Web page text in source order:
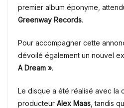
premier album éponyme,
Greenway Records.
Pour accompagner cette
dévoilé également un nouvel
A Dream ».
Le disque a été réalisé avec la
producteur Alex Maas , tandis